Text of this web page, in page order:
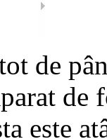
de
este